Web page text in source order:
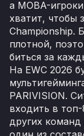
а MOBA-
хватит, чтобы
Championship.
плотной,
биться за
На EWC 2026
PARIVISION.
входить в
других команд